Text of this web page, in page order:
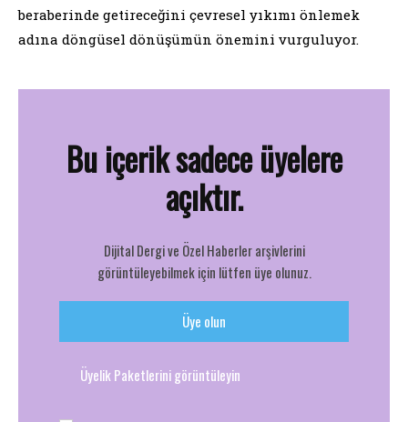
beraberinde getireceğini çevresel yıkımı önlemek
adına döngüsel dönüşümün önemini vurguluyor.
Bu içerik sadece üyelere
açıktır.
Dijital Dergi ve Özel Haberler arşivlerini
görüntüleyebilmek için lütfen üye olunuz.
Üye olun
Üyelik Paketlerini görüntüleyin